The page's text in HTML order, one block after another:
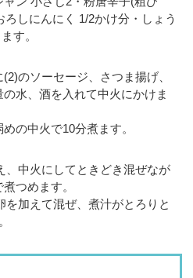
しにんにく 1/2かけ分・しょう
す。
のソーセージ、さつま揚げ、
水、酒を入れて中火にかけま
の中火で10分煮ます。
、中火にしてときどき混ぜなが
つめます。
を加えて混ぜ、煮汁がとろりと